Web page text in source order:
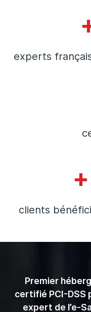
experts
clients
Premier
certifié PCI-DSS
expert de l’e-